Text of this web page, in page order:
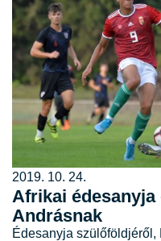
2019. 10. 24.
Afrikai
Andrásnak
Édesanyja